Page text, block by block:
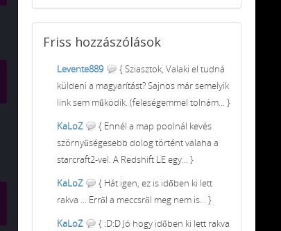
Friss hozzászólások
Levente889
{ Sziasztok, Valaki el tudná
küldeni a magyarítást? Sajnos már semelyik
link sem működik. (feleségemmel tolnám... }
KaLoZ
{ Ennél a map poolnál kevés
szörnyűségesebb dolog történt valaha a
starcraft2-vel. A Redshift LE egy... }
KaLoZ
{ Hát igen, ez is időben ki lett
rakva ... Erről a meccsről meg nem is... }
KaLoZ
{ :D:D Jó hogy időben ki lett rakva